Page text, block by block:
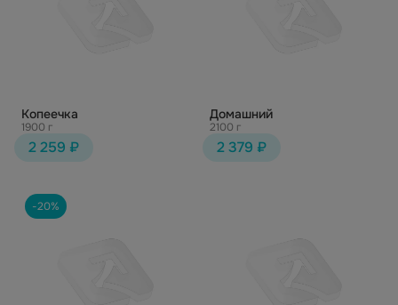
Копеечка
1900 г
2 259 ₽
Домашний
2100 г
2 379 ₽
-20%